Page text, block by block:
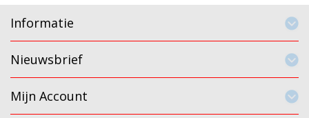
Informatie
Nieuwsbrief
Mijn Account